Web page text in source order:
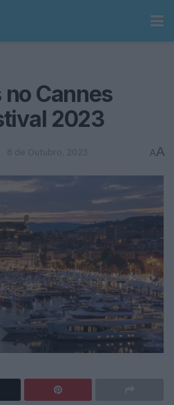
Cannes
2023
8 de Outubro, 2023 AA